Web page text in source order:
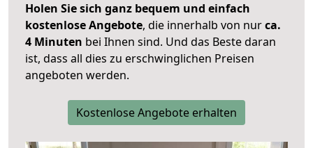
Holen Sie sich ganz bequem und einfach
kostenlose Angebote, die innerhalb von nurca.
4 Minuten bei Ihnen sind. Und das Beste daran
ist, dass all dies zu erschwinglichen Preisen
angeboten werden.
Kostenlose Angebote erhalten